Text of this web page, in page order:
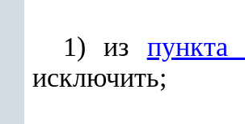
1) из пункта
исключить;